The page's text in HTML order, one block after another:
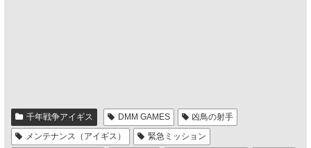
千年戦争アイギス DMM GAMES
凶鳥の射手
メンテナンス（アイギス）
緊急ミッション